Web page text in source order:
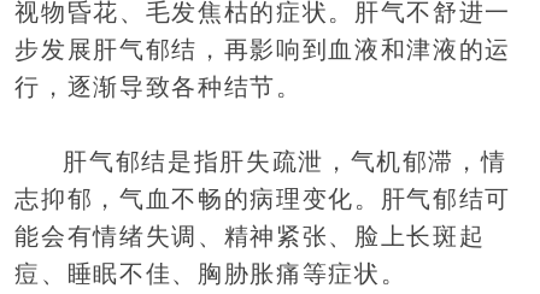
视物昏花、毛发焦枯的症状。肝气不舒进一
步发展肝气郁结，再影响到血液和津液的运
行，逐渐导致各种结节。
肝气郁结是指肝失疏泄，气机郁滞，情
志抑郁，气血不畅的病理变化。肝气郁结可
能会有情绪失调、精神紧张、脸上长斑起
痘、睡眠不佳、胸胁胀痛等症状。